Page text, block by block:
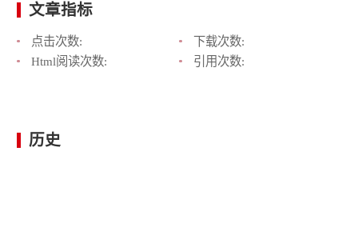
文章指标
点击次数:
下载次数:
Html阅读次数:
引用次数:
历史